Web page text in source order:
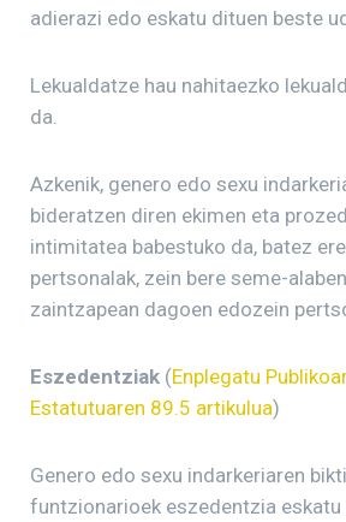
adierazi edo eskatu dituen beste
Lekualdatze hau nahitaezko
da.
Azkenik, genero edo sexu
bideratzen diren ekimen eta
intimitatea babestuko da, batez
pertsonalak, zein bere seme-
zaintzapean dagoen edozein
Eszedentziak (Enplegatu
Estatutuaren 89.5 artikulua)
Genero edo sexu indarkeriaren
funtzionarioek eszedentzia eskatu